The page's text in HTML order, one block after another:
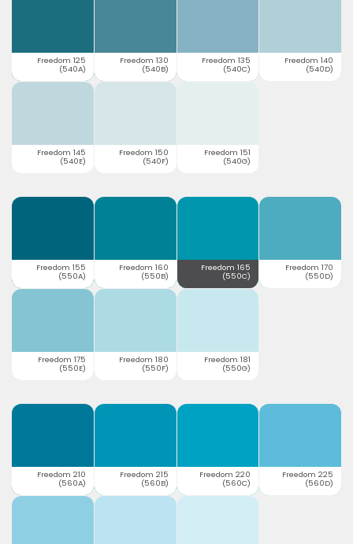
Freedom 125
(540A)
Freedom 130
(540B)
Freedom 135
(540C)
Freedom 140
(540D)
Freedom 145
(540E)
Freedom 150
(540F)
Freedom 151
(540G)
Freedom 155
(550A)
Freedom 160
(550B)
Freedom 165
(550C)
Freedom 170
(550D)
Freedom 175
(550E)
Freedom 180
(550F)
Freedom 181
(550G)
Freedom 210
(560A)
Freedom 215
(560B)
Freedom 220
(560C)
Freedom 225
(560D)